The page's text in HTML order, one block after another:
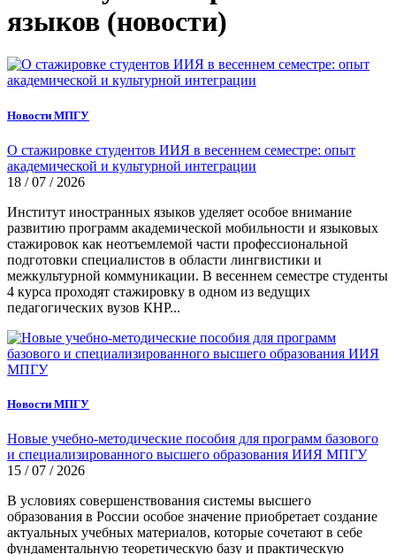
языков (новости)
Новости МПГУ
О стажировке студентов ИИЯ в весеннем семестре: опыт
академической и культурной интеграции
18 / 07 / 2026
Институт иностранных языков уделяет особое внимание
развитию программ академической мобильности и языковых
стажировок как неотъемлемой части профессиональной
подготовки специалистов в области лингвистики и
межкультурной коммуникации. В весеннем семестре студенты
4 курса проходят стажировку в одном из ведущих
педагогических вузов КНР...
Новости МПГУ
Новые учебно-методические пособия для программ базового
и специализированного высшего образования ИИЯ МПГУ
15 / 07 / 2026
В условиях совершенствования системы высшего
образования в России особое значение приобретает создание
актуальных учебных материалов, которые сочетают в себе
фундаментальную теоретическую базу и практическую